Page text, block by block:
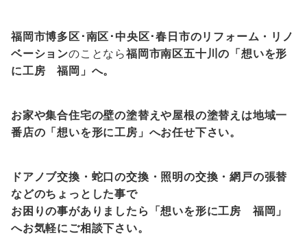
福岡市博多区･南区･中央区･春日市のリフォーム・リノ
ベーションのことなら福岡市南区五十川の「想いを形
に工房 福岡」へ。
お家や集合住宅の壁の塗替えや屋根の塗替えは地域一
番店の「想いを形に工房」へお任せ下さい。
ドアノブ交換・蛇口の交換・照明の交換・網戸の張替
などのちょっとした事で
お困りの事がありましたら「想いを形に工房 福岡」
へお気軽にご相談下さい。